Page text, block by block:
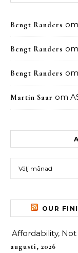
Bengt Randers om
Bengt Randers om
Bengt Randers om
Martin Saar om
OUR
Affordability, Not
augusti, 2026